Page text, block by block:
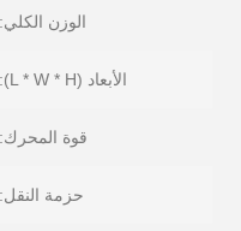
الوزن الكلي:
الأبعاد (L * W * H):
قوة المحرك:
حزمة النقل: